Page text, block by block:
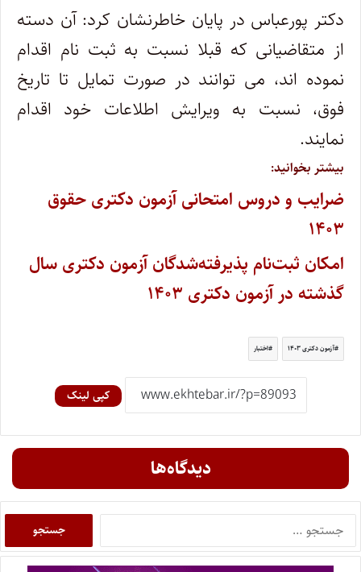
دکتر پورعباس در پایان خاطرنشان کرد: آن دسته
از متقاضیانی که قبلا نسبت به ثبت نام اقدام
نموده اند، می توانند در صورت تمایل تا تاریخ
فوق، نسبت به ویرایش اطلاعات خود اقدام
نمایند.
بیشتر بخوانید:
ضرایب و دروس امتحانی آزمون دکتری حقوق
۱۴۰۳
امکان ثبت‌نام پذیرفته‌شدگان آزمون دکتری سال
گذشته در آزمون دکتری ۱۴۰۳
آزمون دکتری ۱۴۰۳ اختبار
کپی لینک
دیدگاه‌ها